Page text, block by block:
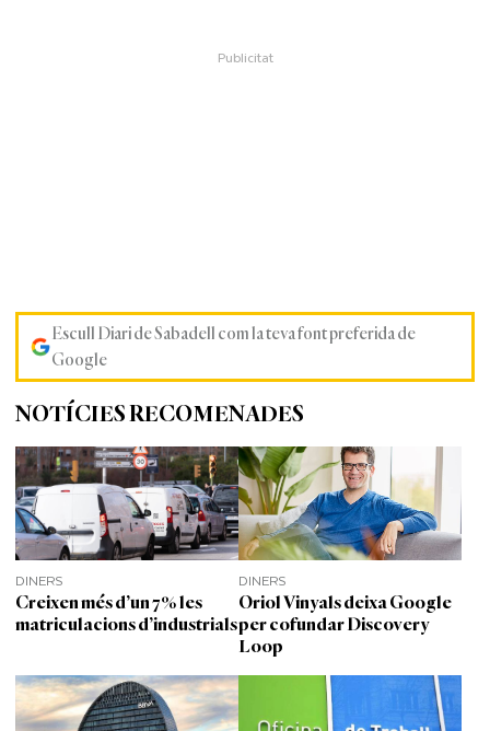
Escull Diari de Sabadell com la teva font preferida de
Google
NOTÍCIES RECOMENADES
DINERS
Creixen més d’un 7% les
matriculacions d’industrials
DINERS
Oriol Vinyals deixa Google
per cofundar Discovery
Loop